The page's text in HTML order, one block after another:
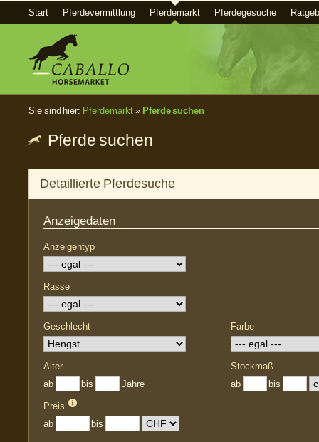
Start Pferdevermittlung Pferdemarkt Pferdegesuche
Sie sind hier: Pferdemarkt » Pferde suchen
Pferde suchen
Detaillierte Pferdesuche
Anzeigedaten
Anzeigentyp
Rasse
Geschlecht Farbe
Alter
ab
bis Jahre
Stockmaß
ab
bis
Preis
ab
bis